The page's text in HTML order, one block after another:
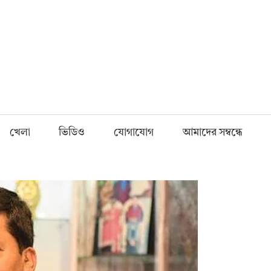
খেলা ভিডিও যোগাযোগ আমাদের সম্বন্ধে